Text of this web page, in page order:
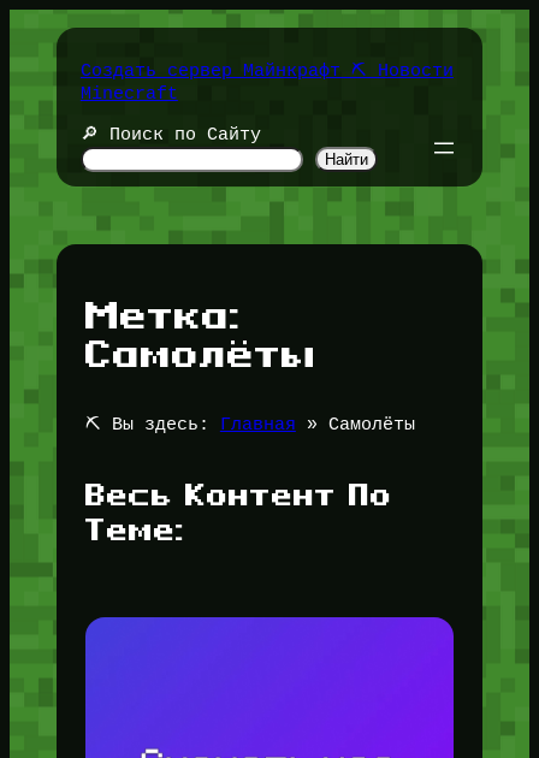
содержимомуСоздать сервер Майнкрафт ⛏️ Новости
Minecraft
🔎 Поиск по Сайту
Найти
Метка:
Самолёты
⛏️ Вы здесь: Главная » Самолёты
Весь Контент По
Теме: